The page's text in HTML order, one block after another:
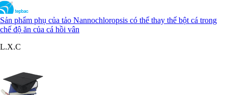
Sản phẩm phụ của tảo Nannochloropsis có thể thay thế bột cá trong
chế độ ăn của cá hồi vân
L.X.C